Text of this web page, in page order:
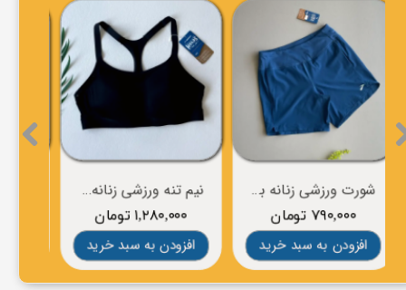
۱,۲۸۰,۰۰۰ تومان
افزودن به سبد خرید
۷۹۰,۰۰۰ تومان
افزودن به سبد خرید